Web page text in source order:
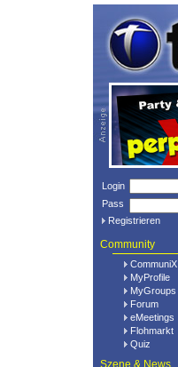
Login
Pass
Registrieren
Community
CommuniX
MyProfile
MyGroups
Forum
eMeetings
Flohmarkt
Quiz
Szene & News